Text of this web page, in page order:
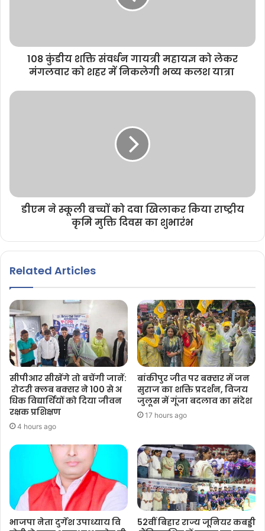
108 कुंडीय शक्ति संवर्धन गायत्री महायज्ञ को लेकर
मंगलवार को शहर में निकलेगी भव्य कलश यात्रा
डीएम ने स्कूली बच्चों को दवा खिलाकर किया राष्ट्रीय
कृमि मुक्ति दिवस का शुभारंभ
Related Articles
सीपीआर सीखेंगे तो बचेंगी जानें:
रोटरी क्लब बक्सर ने 100 से अ
धिक विद्यार्थियों को दिया जीवन
रक्षक प्रशिक्षण
4 hours ago
बांकीपुर जीत पर बक्सर में जन
सुराज का शक्ति प्रदर्शन, विजय
जुलूस में गूंजा बदलाव का संदेश
17 hours ago
भाजपा नेता दुर्गेश उपाध्याय वि
52वीं बिहार राज्य जूनियर कबड्डी